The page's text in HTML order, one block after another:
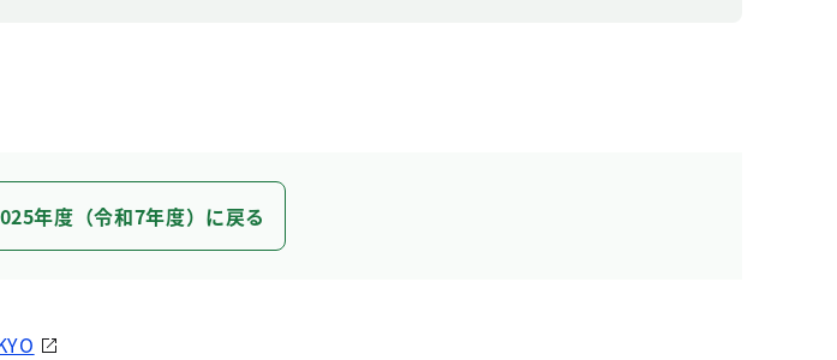
年度（令和7年度）に戻る